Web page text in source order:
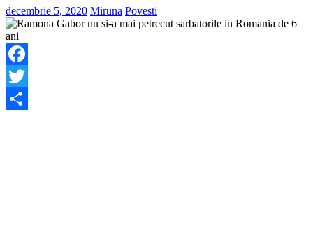
decembrie 5, 2020 Miruna Povesti
Facebook
Twitter